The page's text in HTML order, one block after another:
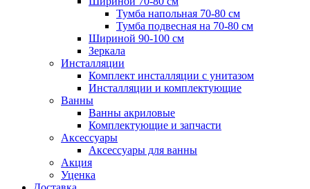
Тумба напольная 70-80 см
Тумба подвесная на 70-80 см
Шириной 90-100 см
Зеркала
Инсталляции
Комплект инсталляции с унитазом
Инсталляции и комплектующие
Ванны
Ванны акриловые
Комплектующие и запчасти
Аксессуары
Аксеcсуары для ванны
Акция
Уценка